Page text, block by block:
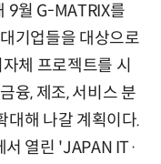
9월 G-MATRIX를
기업들을 대상으로
체 프로젝트를 시
융, 제조, 서비스 분
대해 나갈 계획이다.
열린 'JAPAN IT·